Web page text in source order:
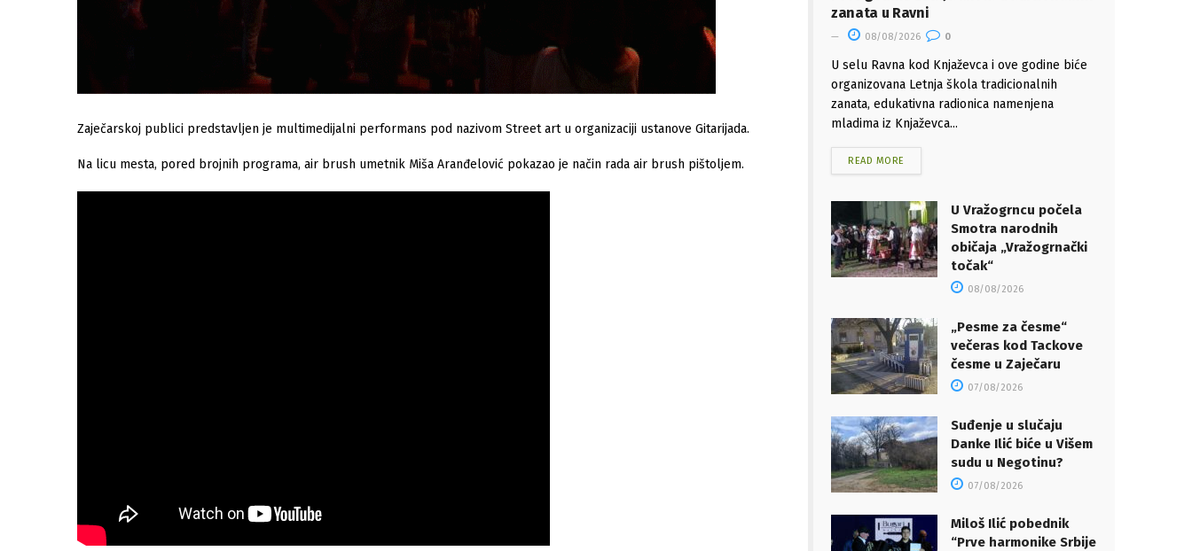
Zaječarskoj publici predstavljen je multimedijalni performans pod nazivom Street art u organizaciji ustanove Gitarijada.
Na licu mesta, pored brojnih programa, air brush umetnik Miša Aranđelović pokazao je način rada air brush pištoljem.
zanata u Ravni
08/08/2026 0
U selu Ravna kod Knjaževca i ove godine biće
organizovana Letnja škola tradicionalnih
zanata, edukativna radionica namenjena
mladima iz Knjaževca...
READ MORE
U Vražogrncu počela
Smotra narodnih
običaja „Vražogrnački
točak“
08/08/2026
„Pesme za česme“
večeras kod Tackove
česme u Zaječaru
07/08/2026
Suđenje u slučaju
Danke Ilić biće u Višem
sudu u Negotinu?
07/08/2026
Miloš Ilić pobednik
“Prve harmonike Srbije